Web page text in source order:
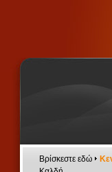
Βρίσκεστε εδώ